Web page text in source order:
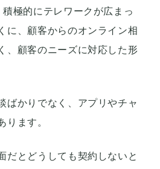
極的にテレワークが広まっ
に、顧客からのオンライン相
、顧客のニーズに対応した形
ばかりでなく、アプリやチャ
ります。
だとどうしても契約しないと